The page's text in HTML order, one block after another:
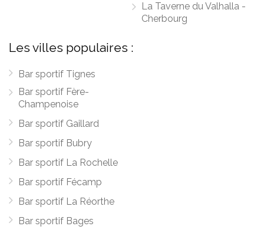
La Taverne du Valhalla -
Cherbourg
Les villes populaires :
Bar sportif Tignes
Bar sportif Fère-
Champenoise
Bar sportif Gaillard
Bar sportif Bubry
Bar sportif La Rochelle
Bar sportif Fécamp
Bar sportif La Réorthe
Bar sportif Bages